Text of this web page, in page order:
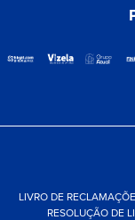
LIVRO DE
RESOLUÇÃO DE